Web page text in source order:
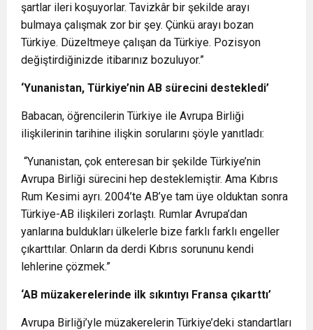
şartlar ileri koşuyorlar. Tavizkâr bir şekilde arayı
bulmaya çalışmak zor bir şey. Çünkü arayı bozan
Türkiye. Düzeltmeye çalışan da Türkiye. Pozisyon
değiştirdiğinizde itibarınız bozuluyor.”
‘Yunanistan, Türkiye’nin AB sürecini destekledi’
Babacan, öğrencilerin Türkiye ile Avrupa Birliği
ilişkilerinin tarihine ilişkin sorularını şöyle yanıtladı:
“Yunanistan, çok enteresan bir şekilde Türkiye’nin
Avrupa Birliği sürecini hep desteklemiştir. Ama Kıbrıs
Rum Kesimi ayrı. 2004’te AB’ye tam üye olduktan sonra
Türkiye-AB ilişkileri zorlaştı. Rumlar Avrupa’dan
yanlarına buldukları ülkelerle bize farklı farklı engeller
çıkarttılar. Onların da derdi Kıbrıs sorununu kendi
lehlerine çözmek.”
‘AB müzakerelerinde ilk sıkıntıyı Fransa çıkarttı’
Avrupa Birliği’yle müzakerelerin Türkiye’deki standartları